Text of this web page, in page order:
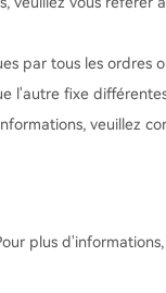
par tous les ordres
l'autre fixe
veuillez
plus